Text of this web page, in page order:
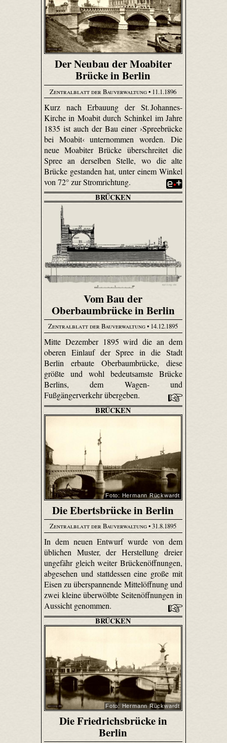
Der Neubau der Moabiter
Brücke in Berlin
Zentralblatt der Bauverwaltung• 11.1.1896
Kurz nach Erbauung der St. Johannes-
Kirche in Moabit durch Schinkel im Jahre
1835 ist auch der Bau einer ›Spreebrücke
bei Moabit‹ unternommen worden. Die
neue Moabiter Brücke überschreitet die
Spree an derselben Stelle, wo die alte
Brücke gestanden hat, unter einem Winkel
von 72° zur Stromrichtung.
BRÜCKEN
Vom Bau der
Oberbaumbrücke in Berlin
Zentralblatt der Bauverwaltung• 14.12.1895
Mitte Dezember 1895 wird die an dem
oberen Einlauf der Spree in die Stadt
Berlin erbaute Oberbaumbrücke, diese
größte und wohl bedeutsamste Brücke
Berlins, dem Wagen- und
Fußgängerverkehr übergeben.
BRÜCKEN
Foto: Hermann Rückwardt
Die Ebertsbrücke in Berlin
Zentralblatt der Bauverwaltung• 31.8.1895
In dem neuen Entwurf wurde von dem
üblichen Muster, der Herstellung dreier
ungefähr gleich weiter Brückenöffnungen,
abgesehen und stattdessen eine große mit
Eisen zu überspannende Mittelöffnung und
zwei kleine überwölbte Seitenöffnungen in
Aussicht genommen.
BRÜCKEN
Foto: Hermann Rückwardt
Die Friedrichsbrücke in
Berlin